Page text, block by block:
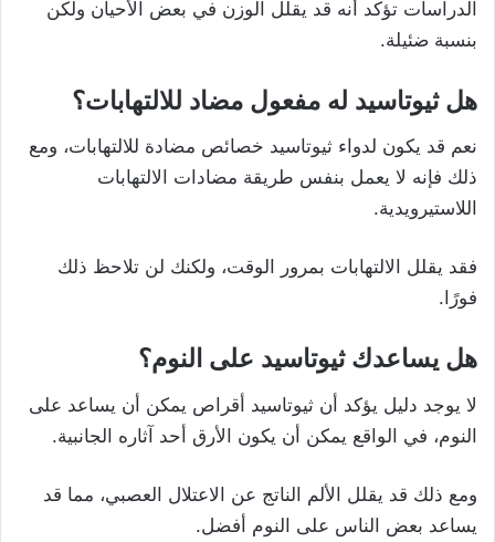
الدراسات تؤكد أنه قد يقلل الوزن في بعض الأحيان ولكن
بنسبة ضئيلة.
هل ثيوتاسيد له مفعول مضاد للالتهابات؟
نعم قد يكون لدواء ثيوتاسيد خصائص مضادة للالتهابات، ومع
ذلك فإنه لا يعمل بنفس طريقة مضادات الالتهابات
اللاستيرويدية.
فقد يقلل الالتهابات بمرور الوقت، ولكنك لن تلاحظ ذلك
فورًا.
هل يساعدك ثيوتاسيد على النوم؟
لا يوجد دليل يؤكد أن ثيوتاسيد أقراص يمكن أن يساعد على
النوم، في الواقع يمكن أن يكون الأرق أحد آثاره الجانبية.
ومع ذلك قد يقلل الألم الناتج عن الاعتلال العصبي، مما قد
يساعد بعض الناس على النوم أفضل.